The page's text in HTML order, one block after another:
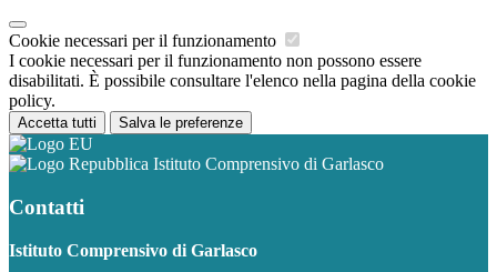
Cookie necessari per il funzionamento
I cookie necessari per il funzionamento non possono essere
disabilitati. È possibile consultare l'elenco nella pagina della cookie
policy.
Accetta tutti Salva le preferenze
Istituto Comprensivo di Garlasco
Contatti
Istituto Comprensivo di Garlasco